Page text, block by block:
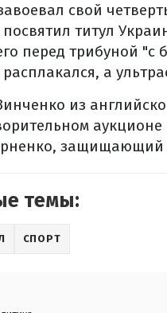
свой
титул
перед трибуной
а
из
защищающий
темы:
СПОРТ